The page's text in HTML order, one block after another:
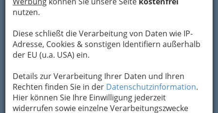
nutzen.
Diese schließt die Verarbeitung von Daten wie IP-
Adresse, Cookies & sonstigen Identifiern außerhalb
der EU (u.a. USA) ein.
Details zur Verarbeitung Ihrer Daten und Ihren
Rechten finden Sie in der Datenschutzinformation.
Hier können Sie Ihre Einwilligung jederzeit
widerrufen sowie einzelne Verarbeitungszwecke
Kontaktaufnahme
Um die Info-Graz Firmen
bewahren, verwenden wir an dieser Stelle zur
Übermittlung Ihrer Nachricht ein sicheres
Formular. Ihre Nachricht wird nach dem
Absenden umgehend per Mail an das